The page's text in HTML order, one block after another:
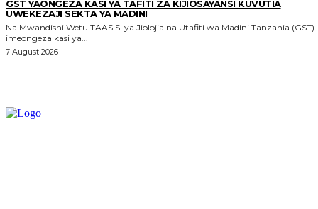
GST YAONGEZA KASI YA TAFITI ZA KIJIOSAYANSI KUVUTIA
UWEKEZAJI SEKTA YA MADINI
Na Mwandishi Wetu TAASISI ya Jiolojia na Utafiti wa Madini Tanzania (GST)
imeongeza kasi ya...
7 August 2026